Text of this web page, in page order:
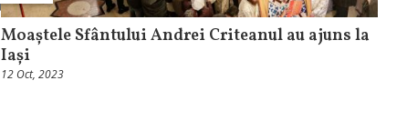
Moaștele Sfântului Andrei Criteanul au ajuns la
Iași
12 Oct, 2023